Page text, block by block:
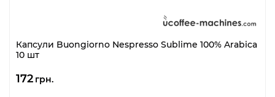
Капсули Buongiorno Nespresso Sublime 100% Arabica
10 шт
172 грн.